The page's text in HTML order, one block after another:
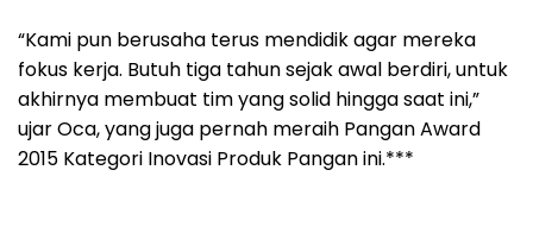
“Kami pun berusaha terus mendidik agar mereka
fokus kerja. Butuh tiga tahun sejak awal berdiri, untuk
akhirnya membuat tim yang solid hingga saat ini,”
ujar Oca, yang juga pernah meraih Pangan Award
2015 Kategori Inovasi Produk Pangan ini.***